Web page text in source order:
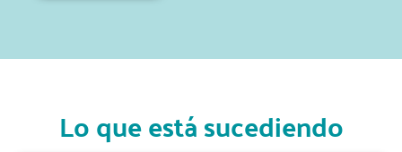
Lo que está sucediendo